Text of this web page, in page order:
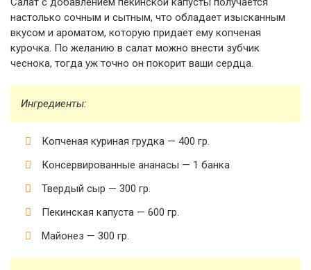
настолько сочным и сытным, что обладает изысканным
вкусом и ароматом, которую придает ему копченая
курочка. По желанию в салат можно внести зубчик
чеснока, тогда уж точно он покорит ваши сердца.
Ингредиенты:
Копченая куриная грудка — 400 гр.
Консервированные ананасы — 1 банка
Твердый сыр — 300 гр.
Пекинская капуста — 600 гр.
Майонез — 300 гр.